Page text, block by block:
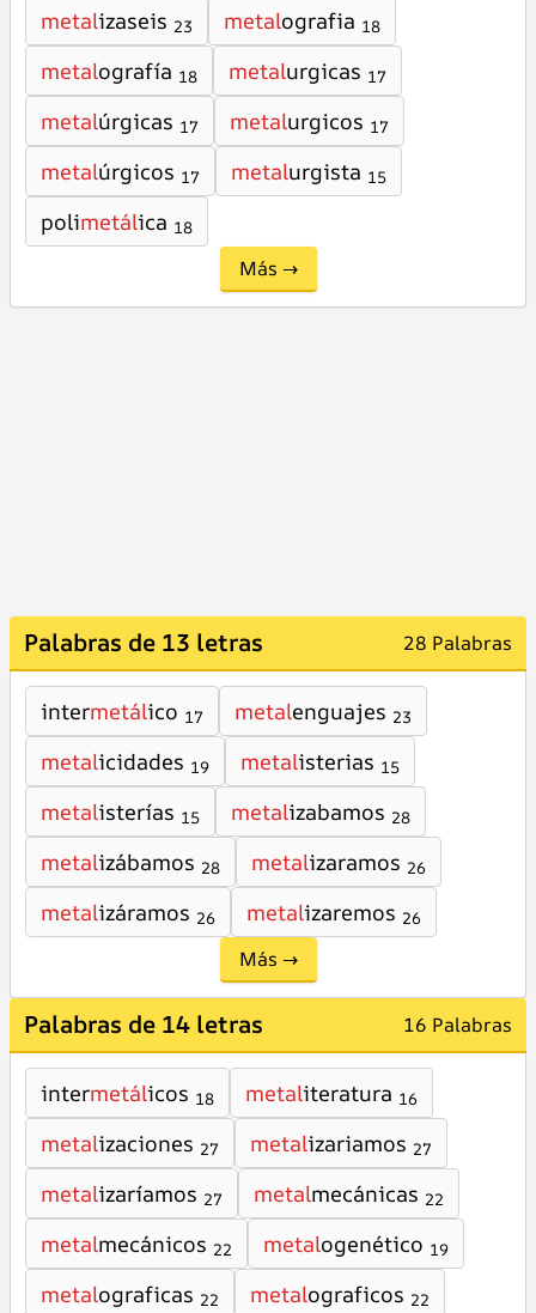
metalizaseis 23 metalografia 18
metalografía 18 metalurgicas 17
metalúrgicas 17 metalurgicos 17
metalúrgicos 17 metalurgista 15
polimetálica 18
Más →
Palabras de 13 letras 28 Palabras
intermetálico 17 metalenguajes 23
metalicidades 19 metalisterias 15
metalisterías 15 metalizabamos 28
metalizábamos 28 metalizaramos 26
metalizáramos 26 metalizaremos 26
Más →
Palabras de 14 letras 16 Palabras
intermetálicos 18 metaliteratura 16
metalizaciones 27 metalizariamos 27
metalizaríamos 27 metalmecánicas 22
metalmecánicos 22 metalogenético 19
metalograficas 22 metalograficos 22